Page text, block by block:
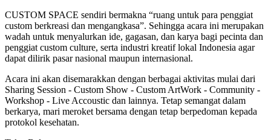
CUSTOM SPACE sendiri bermakna “ruang untuk para penggiat
custom berkreasi dan mengangkasa”. Sehingga acara ini merupakan
wadah untuk menyalurkan ide, gagasan, dan karya bagi pecinta dan
penggiat custom culture, serta industri kreatif lokal Indonesia agar
dapat dilirik pasar nasional maupun internasional.
Acara ini akan disemarakkan dengan berbagai aktivitas mulai dari
Sharing Session - Custom Show - Custom ArtWork - Community -
Workshop - Live Accoustic dan lainnya. Tetap semangat dalam
berkarya, mari meroket bersama dengan tetap berpedoman kepada
protokol kesehatan.